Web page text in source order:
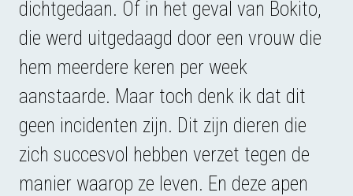
dichtgedaan. Of in het geval van Bokito,
die werd uitgedaagd door een vrouw die
hem meerdere keren per week
aanstaarde. Maar toch denk ik dat dit
geen incidenten zijn. Dit zijn dieren die
zich succesvol hebben verzet tegen de
manier waarop ze leven. En deze apen